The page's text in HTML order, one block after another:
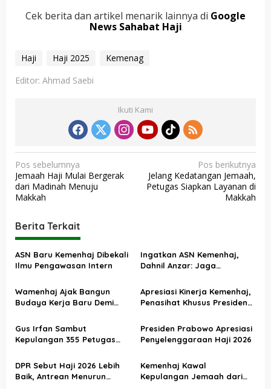
Cek berita dan artikel menarik lainnya di Google
News Sahabat Haji
Haji Haji 2025
Kemenag
Editor: Ahmad Saebi
Ikuti Kami
N
a
v
g
a
s
p
s
Pos sebelumnya
Jemaah Haji Mulai Bergerak
dari Madinah Menuju
Makkah
Pos berikutnya
Jelang Kedatangan Jemaah,
Petugas Siapkan Layanan di
Makkah
Berita Terkait
ASN Baru Kemenhaj Dibekali
Ilmu Pengawasan Intern
Ingatkan ASN Kemenhaj,
Dahnil Anzar: Jaga
Menjadikan Jemaah
sebagai Komoditas
Wamenhaj Ajak Bangun
Budaya Kerja Baru Demi
Jemaah
Apresiasi Kinerja Kemenhaj,
Penasihat Khusus Presiden
Penyelenggaraan Haji
Berjalan Baik
Gus Irfan Sambut
Kepulangan 355 Petugas
Presiden Prabowo Apresiasi
Penyelenggaraan Haji 2026
DPR Sebut Haji 2026 Lebih
Baik, Antrean Menurun
Kemenhaj Kawal
Kepulangan Jemaah dari